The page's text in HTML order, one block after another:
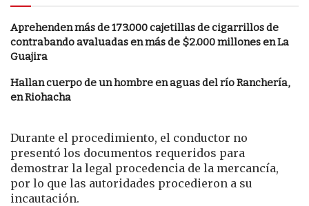
Aprehenden más de 173.000 cajetillas de cigarrillos de
contrabando avaluadas en más de $2.000 millones en La
Guajira
Hallan cuerpo de un hombre en aguas del río Ranchería,
en Riohacha
Durante el procedimiento, el conductor no
presentó los documentos requeridos para
demostrar la legal procedencia de la mercancía,
por lo que las autoridades procedieron a su
incautación.